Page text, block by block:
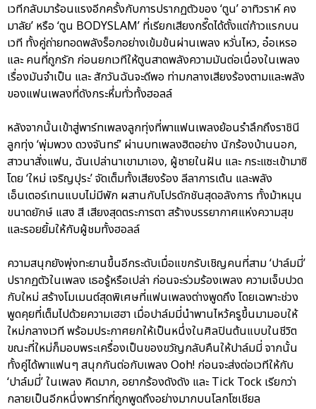
เวทีกลับมาร้อนแรงอีกครั้งกับการปรากฏตัวของ ‘ตูน’ อาทิวราห์ คง
มาลัย’ หรือ ‘ตูน BODYSLAM’ ที่เรียกเสียงกรี๊ดได้ตั้งแต่ก้าวแรกบน
เวที ทั้งคู่ถ่ายทอดพลังร็อกอย่างเข้มข้นผ่านเพลง หวั่นไหว, อ๋อเหรอ
และ คนที่ถูกรัก ก่อนยกเวทีให้ตูนสาดพลังความมันต่อเนื่องในเพลง
เรื่องมันจำเป็น และ สักวันฉันจะดีพอ ท่ามกลางเสียงร้องตามและพลัง
ของแฟนเพลงที่ดังกระหึ่มทั่วทั้งฮอลล์
หลังจากนั้นเข้าสู่พาร์ทเพลงลูกทุ่งที่พาแฟนเพลงย้อนรำลึกถึงราชินี
ลูกทุ่ง ‘พุ่มพวง ดวงจันทร์’ ผ่านบทเพลงฮิตอย่าง นักร้องบ้านนอก,
สาวนาสั่งแฟน, ฉันเปล่านาเขามาเอง, ผู้ชายในฝัน และ กระแซะเข้ามาซิ
โดย ‘ใหม่ เจริญปุระ’ จัดเต็มทั้งเสียงร้อง ลีลาการเต้น และพลัง
เอ็นเตอร์เทนแบบไม่มีพัก ผสานกับโปรดักชันสุดอลังการ ทั้งม้าหมุน
ขนาดยักษ์ แสง สี เสียงสุดตระการตา สร้างบรรยากาศแห่งความสุข
และรอยยิ้มให้กับผู้ชมทั้งฮอลล์
ความสนุกยังพุ่งทะยานขึ้นอีกระดับเมื่อแขกรับเชิญคนที่สาม ‘ปาล์มมี่’
ปรากฏตัวในเพลง เธอรู้หรือเปล่า ก่อนจะร่วมร้องเพลง ความเจ็บปวด
กับใหม่ สร้างโมเมนต์สุดพิเศษที่แฟนเพลงต่างพูดถึง โดยเฉพาะช่วง
พูดคุยที่เต็มไปด้วยความเฮฮา เมื่อปาล์มมี่นำพานไหว้ครูขึ้นมามอบให้
ใหม่กลางเวที พร้อมประกาศยกให้เป็นหนึ่งในศิลปินต้นแบบในชีวิต
ขณะที่ใหม่ก็มอบพระเครื่องเป็นของขวัญกลับคืนให้ปาล์มมี่ จากนั้น
ทั้งคู่ได้พาแฟนๆ สนุกกันต่อกับเพลง Ooh! ก่อนจะส่งต่อเวทีให้กับ
‘ปาล์มมี่’ ในเพลง คิดมาก, อยากร้องดังดัง และ Tick Tock เรียกว่า
กลายเป็นอีกหนึ่งพาร์ทที่ถูกพูดถึงอย่างมากบนโลกโซเชียล